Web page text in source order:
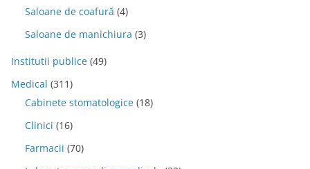
Saloane de coafură (4)
Saloane de manichiura (3)
Institutii publice (49)
Medical (311)
Cabinete stomatologice (18)
Clinici (16)
Farmacii (70)